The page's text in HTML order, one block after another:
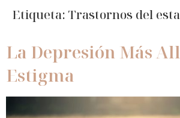
Etiqueta: Trastornos del
La Depresión Más
Estigma